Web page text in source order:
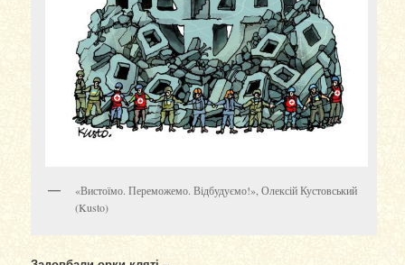
«Вистоїмо. Переможемо. Відбудуємо!», Олексій Кустовський
(Kusto)